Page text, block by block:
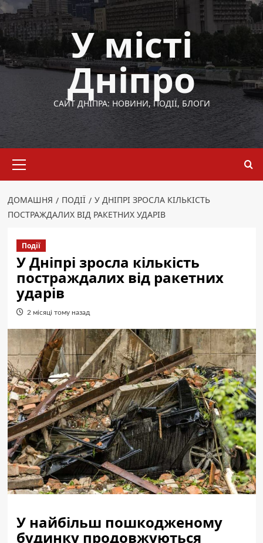
Перейти
до
вмісту
У місті
Дніпро
САЙТ ДНІПРА: НОВИНИ, ПОДІЇ, БЛОГИ
меню
ДОМАШНЯ ПОДІЇ
У ДНІПРІ ЗРОСЛА КІЛЬКІСТЬ
ПОСТРАЖДАЛИХ ВІД РАКЕТНИХ УДАРІВ
Події
У Дніпрі зросла кількість
постраждалих від ракетних
ударів
2 місяці тому назад
У найбільш пошкодженому
будинку продовжуються